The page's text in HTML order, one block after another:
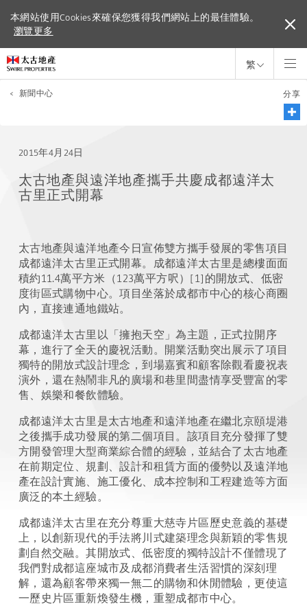
本網站使用Cookies來確保您獲得我們網站上的最佳體驗。
瀏覽更多
本網站使用Cookies來確保您獲得我們網站上的最佳體驗。
瀏覽更多
繁
< 新聞中心 分享
2015年4月24日
太古地產與遠洋地產攜手共慶成都遠洋太
古里正式開幕
太古地產與遠洋地產今日宣佈雙方攜手發展的零售項目
成都遠洋太古里正式開幕。成都遠洋太古里是總樓面面
積約11.4萬平方米（123萬平方呎）[1]的開放式、低密
度街區式購物中心。項目坐落於成都市中心的核心商圈
內，直接連通地鐵站。
成都遠洋太古里以「擁抱天空」為主題，正式拉開序
幕，進行了全天的慶祝活動。開業活動突出展示了項目
獨特的開放式設計理念，到場嘉賓和顧客除觀看慶祝表
演外，還在熱鬧非凡的廣場和巷里間盡情享受豐富的零
售、娛樂和餐飲體驗。
成都遠洋太古里是太古地產和遠洋地產在繼北京頤堤港
之後攜手成功發展的第二個項目。該項目充分發揮了雙
方開發管理大型商業綜合體的經驗，並結合了太古地產
在前期定位、規劃、設計和租賃方面的優勢以及遠洋地
產在設計實施、施工優化、成本控制和工程建造等方面
廣泛的本土經驗。
成都遠洋太古里在充分尊重大慈寺片區歷史意義的基礎
上，以創新現代的手法將川式建築理念與新穎的零售規
劃自然交融。其開放式、低密度的獨特設計不僅體現了
我們對成都這座城市及成都消費者生活習慣的深刻理
解，還為顧客帶來獨一無二的購物和休閒體驗，更使這
一歷史片區重新煥發生機，重塑成都市中心。